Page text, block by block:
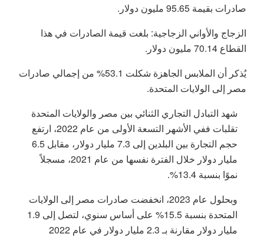
صادرات بقيمة 95.65 مليون دولار.
الزجاج والأواني الزجاجية: بلغت قيمة الصادرات في هذا
القطاع 70.14 مليون دولار.
يُذكر أن الملابس الجاهزة شكلت 53.1% من إجمالي صادرات
مصر إلى الولايات المتحدة.
شهد التبادل التجاري الثنائي بين مصر والولايات المتحدة
تقلبات ففي الأشهر التسعة الأولى من عام 2022، ارتفع
حجم التجارة بين البلدين إلى 7.3 مليار دولار، مقابل 6.5
مليار دولار خلال الفترة نفسها من عام 2021، مسجلاً
نموًا بنسبة 13.4%.
وبحلول عام 2023، انخفضت صادرات مصر إلى الولايات
المتحدة بنسبة 15.5% على أساس سنوي، لتصل إلى 1.9
مليار دولار مقارنة بـ 2.3 مليار دولار في عام 2022